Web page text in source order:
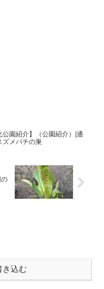
公園紹介】（公園紹介）|通
ズメバチの巣
の
き込む